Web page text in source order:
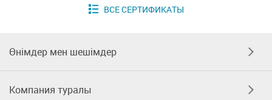
Өнімдер мен шешімдер
Компания туралы